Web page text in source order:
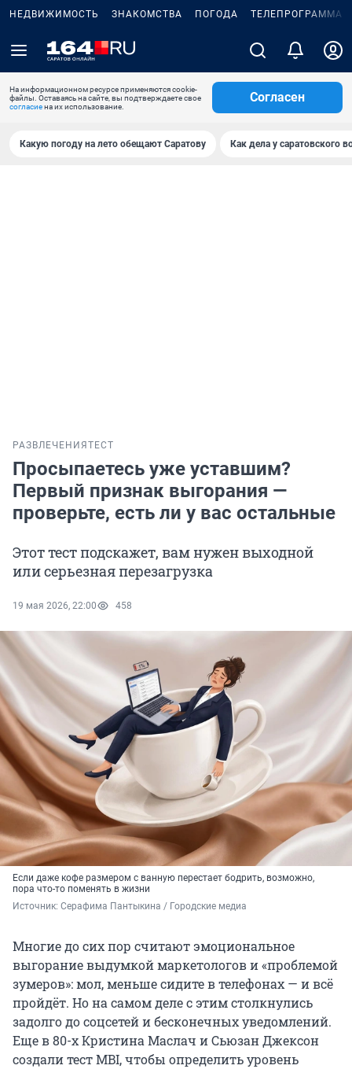
НЕДВИЖИМОСТЬ ЗНАКОМСТВА ПОГОДА ТЕЛЕПРОГРАММА
На информационном ресурсе применяются cookie-
файлы. Оставаясь на сайте, вы подтверждаете свое
согласиена их использование.
Согласен
Какую погоду на лето обещают Саратову Как дела у саратовского
РАЗВЛЕЧЕНИЯ ТЕСТ
Просыпаетесь уже уставшим?
Первый признак выгорания —
проверьте, есть ли у вас остальные
Этот тест подскажет, вам нужен выходной
или серьезная перезагрузка
19 мая 2026, 22:00 458
Если даже кофе размером с ванную перестает бодрить, возможно,
пора что-то поменять в жизни
Источник: Серафима Пантыкина / Городские медиа
Многие до сих пор считают эмоциональное
выгорание выдумкой маркетологов и «проблемой
зумеров»: мол, меньше сидите в телефонах — и всё
пройдёт. Но на самом деле с этим столкнулись
задолго до соцсетей и бесконечных уведомлений.
Еще в 80-х Кристина Маслач и Сьюзан Джексон
создали тест MBI, чтобы определить уровень